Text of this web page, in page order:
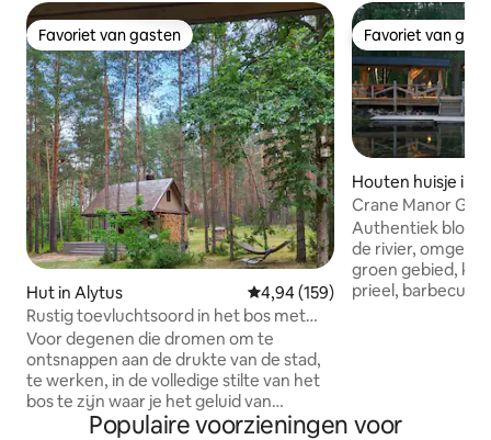
Favoriet van gasten
Favoriet van gasten
Hut in Alytus Gemiddelde beoordeling van
4,94 (159)
Rustig toevluchtsoord in het bos met
cederhouten sauna en bad
Voor degenen die dromen om te
ontsnappen aan de drukte van de stad,
te werken, in de volledige stilte van het
bos te zijn waar je het geluid van
dennen, vogelgezang en kalm gezang
Favoriet van
Favoriet van
Houten huisje in
Crane Manor
Authentiek
de rivier,
groen gebied,
prieel,
toegestaan in de
Populaire voorzieningen voor